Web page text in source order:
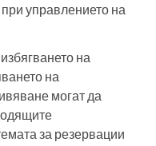
управлението на
на
на
могат да
за резервации